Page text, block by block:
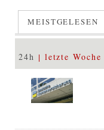
MEISTGELESEN
24h letzte Woche